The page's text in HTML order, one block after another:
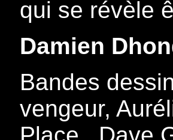
qui se révèle
Damien
Bandes
vengeur,